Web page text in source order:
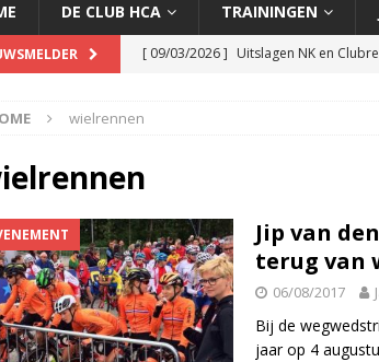
DE CLUB HCA TRAININGEN
[ 09/03/2026 ] Uitslagen NK en
[ 02/02/2026 ]
wielrennen
Jip van
terug van
06/08/2017
Bij de
jaar op 4